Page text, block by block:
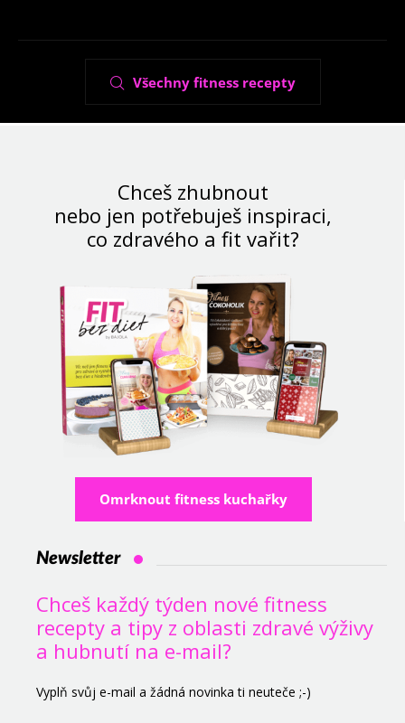
Všechny fitness recepty
Chceš zhubnout
nebo jen potřebuješ inspiraci,
co zdravého a fit vařit?
Omrknout fitness kuchařky
Newsletter
Chceš každý týden nové fitness
recepty a tipy z oblasti zdravé výživy
a hubnutí na e-mail?
Vyplň svůj e-mail a žádná novinka ti neuteče ;-)